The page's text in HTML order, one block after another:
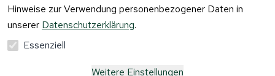
Hinweise zur Verwendung personenbezogener Daten in
unserer Datenschutzerklärung.
Essenziell
Weitere Einstellungen